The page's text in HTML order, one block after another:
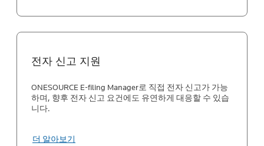
전자 신고 지원
ONESOURCE E-filing Manager로 직접 전자 신고가 가능
하며, 향후 전자 신고 요건에도 유연하게 대응할 수 있습
니다.
더 알아보기